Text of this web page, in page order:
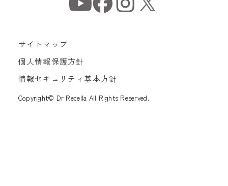
サイトマップ
個人情報保護方針
情報セキュリティ基本方針
Copyright© Dr Recella All Rights Reserved.